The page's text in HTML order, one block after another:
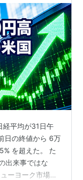
経平均が31日午
日の終値から 6万
を超えた。 た
出来事ではな
ーヨーク市場